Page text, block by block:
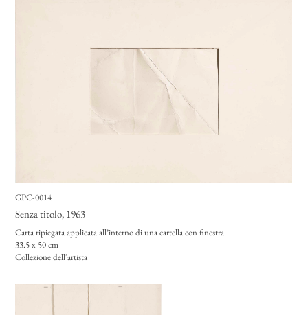
GPC-0014
Senza titolo, 1963
Carta ripiegata applicata all’interno di una cartella con finestra
33.5 x 50 cm
Collezione dell'artista